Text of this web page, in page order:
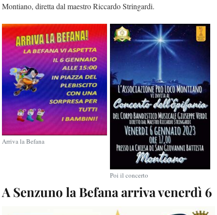
Montiano, diretta dal maestro Riccardo Stringardi.
Arriva la Befana
Poi il concerto
A Senzuno la Befana arriva venerdì 6